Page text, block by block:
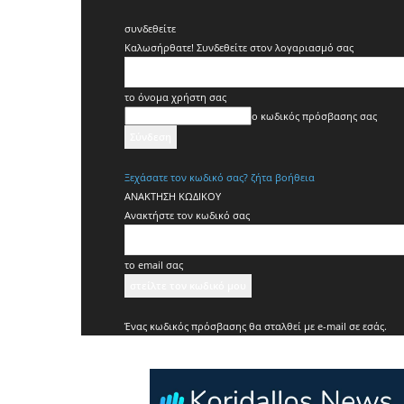
συνδεθείτε
Καλωσήρθατε! Συνδεθείτε στον λογαριασμό σας
το όνομα χρήστη σας
ο κωδικός πρόσβασης σας
Ξεχάσατε τον κωδικό σας? ζήτα βοήθεια
ΑΝΑΚΤΗΣΗ ΚΩΔΙΚΟΥ
Ανακτήστε τον κωδικό σας
το email σας
Ένας κωδικός πρόσβασης θα σταλθεί με e-mail σε εσάς.
Koridallos
News